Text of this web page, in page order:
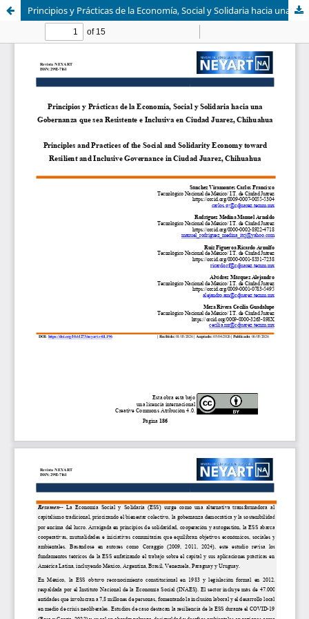
Principios y Prácticas de la Economía, Social y Solidaria hacia una Gobernanza que sea Resistente e Inclusiva en Ciudad Juarez, Chihuahua